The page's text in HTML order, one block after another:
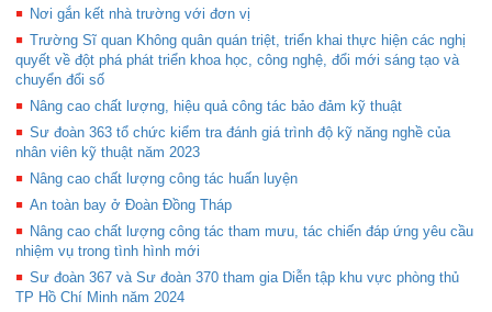
Nơi gắn kết nhà trường với đơn vị
Trường Sĩ quan Không quân quán triệt, triển khai thực hiện các nghị
quyết về đột phá phát triển khoa học, công nghệ, đổi mới sáng tạo và
chuyển đổi số
Nâng cao chất lượng, hiệu quả công tác bảo đảm kỹ thuật
Sư đoàn 363 tổ chức kiểm tra đánh giá trình độ kỹ năng nghề của
nhân viên kỹ thuật năm 2023
Nâng cao chất lượng công tác huấn luyện
An toàn bay ở Đoàn Đồng Tháp
Nâng cao chất lượng công tác tham mưu, tác chiến đáp ứng yêu cầu
nhiệm vụ trong tình hình mới
Sư đoàn 367 và Sư đoàn 370 tham gia Diễn tập khu vực phòng thủ
TP Hồ Chí Minh năm 2024